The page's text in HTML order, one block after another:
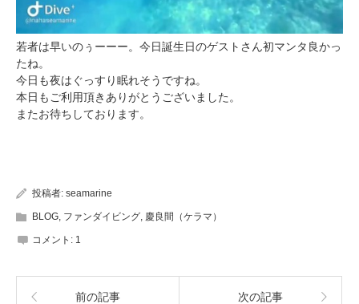
若者は早いのぅーーー。今日誕生日のゲストさん初マンタ良かっ
たね。
今日も夜はぐっすり眠れそうですね。
本日もご利用頂きありがとうございました。
またお待ちしております。
投稿者: seamarine
BLOG ファンダイビング 慶良間（ケラマ）
コメント: 1
前の記事 次の記事